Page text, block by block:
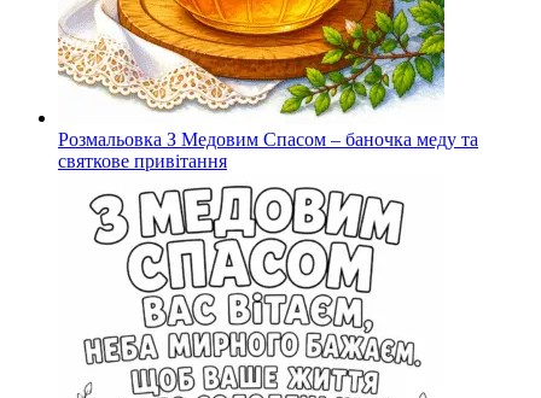
Розмальовка З Медовим Спасом – баночка меду та
святкове привітання